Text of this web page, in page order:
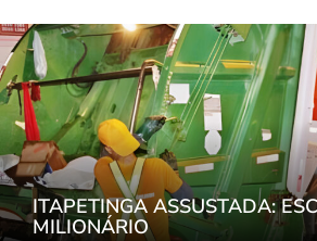
ITAPETINGA ASSUSTADA:
MILIONÁRIO